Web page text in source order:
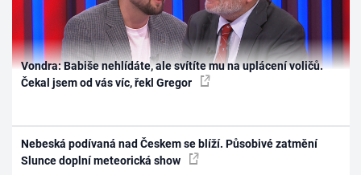
Vondra: Babiše nehlídáte, ale svítíte mu na uplácení voličů.
Čekal jsem od vás víc, řekl Gregor
Nebeská podívaná nad Českem se blíží. Působivé zatmění
Slunce doplní meteorická show